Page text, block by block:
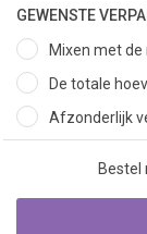
GEWENSTE
Mixen met
De totale
Afzonderlijk
Bestel